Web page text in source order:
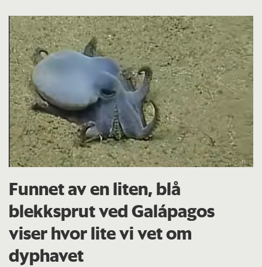
Funnet av en liten, blå
blekksprut ved Galápagos
viser hvor lite vi vet om
dyphavet